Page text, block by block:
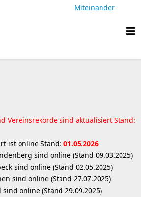
Miteinander
Vereinsrekorde sind aktualisiert Stand:
ist online Stand: 01.05.2026
sind online (Stand 09.03.2025)
sind online (Stand 02.05.2025)
sind online (Stand 27.07.2025)
sind online (Stand 29.09.2025)